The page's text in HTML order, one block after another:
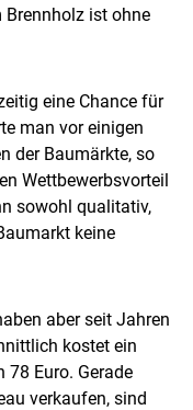
ist ohne
eine Chance für
man vor einigen
der Baumärkte, so
Wettbewerbsvorteil
sowohl qualitativ,
keine
aber seit Jahren
kostet ein
78 Euro. Gerade
verkaufen, sind